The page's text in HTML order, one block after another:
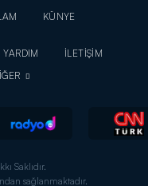
KÜNYE
YARDIM
İLETİŞİM
Saklıdır.
sağlanmaktadır.